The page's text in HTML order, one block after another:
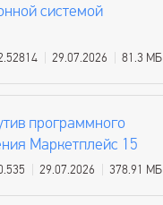
системой
29.07.2026 81.3 МБ
программного
Маркетплейс 15
29.07.2026 378.91 МБ